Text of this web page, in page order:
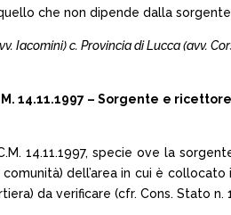
che non dipende dalla
Iacomini) c. Provincia di Lucca (avv.
14.11.1997 – Sorgente e
14.11.1997, specie ove la
dell’area in cui è
da verificare (cfr. Cons. Stato n.